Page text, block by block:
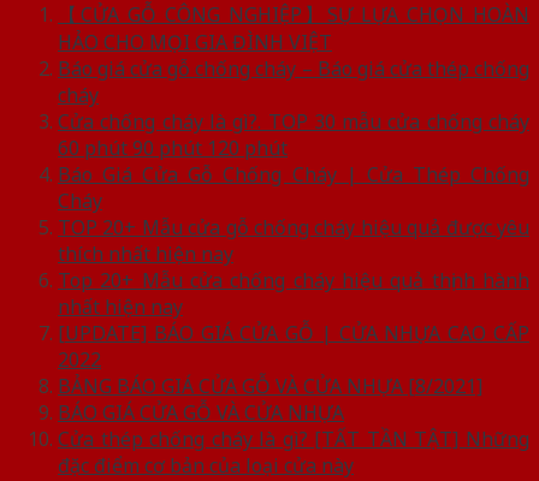
【CỬA GỖ CÔNG NGHIỆP】SỰ LỰA CHỌN HOÀN
HẢO CHO MỌI GIA ĐÌNH VIỆT
Báo giá cửa gỗ chống cháy – Báo giá cửa thép chống
cháy
Cửa chống cháy là gì?. TOP 30 mẫu cửa chống cháy
60 phút 90 phút 120 phút
Báo Giá Cửa Gỗ Chống Cháy | Cửa Thép Chống
Cháy
TOP 20+ Mẫu cửa gỗ chống cháy hiệu quả được yêu
thích nhất hiện nay
Top 20+ Mẫu cửa chống cháy hiệu quả thịnh hành
nhất hiện nay
[UPDATE] BÁO GIÁ CỬA GỖ | CỬA NHỰA CAO CẤP
2022
BẢNG BÁO GIÁ CỬA GỖ VÀ CỬA NHỰA [8/2021]
BÁO GIÁ CỬA GỖ VÀ CỬA NHỰA
Cửa thép chống cháy là gì? [TẤT TẦN TẬT] Những
đặc điểm cơ bản của loại cửa này